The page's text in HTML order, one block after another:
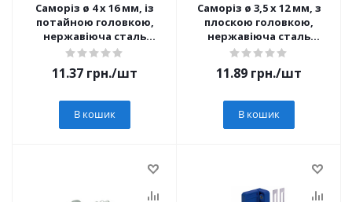
Саморіз ø 4 x 16 мм, із
потайною головкою,
нержавіюча сталь
(9338501) Hettich
11.37 грн./шт
В кошик
Саморіз ø 3,5 x 12 мм, з
плоскою головкою,
нержавіюча сталь
(9338474) Hettich
11.89 грн./шт
В кошик